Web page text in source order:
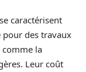
caractérisent
pour des travaux
comme la
Leur coût